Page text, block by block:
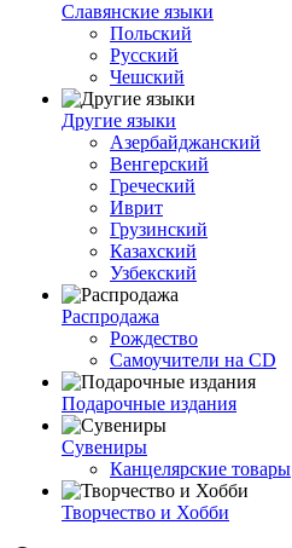
Славянские языки
Польский
Русский
Чешский
Другие языки
Азербайджанский
Венгерский
Греческий
Иврит
Грузинский
Казахский
Узбекский
Распродажа
Рождество
Самоучители на CD
Подарочные издания
Сувениры
Канцелярские товары
Творчество и Хобби